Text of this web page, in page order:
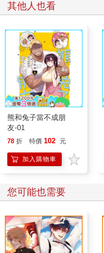
其他人也看
熊和兔子當不成朋
友-01
78 折 特價 102 元
加入購物車
您可能也需要